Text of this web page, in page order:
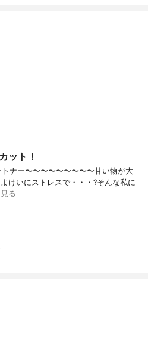
ット！
ナー〜〜〜〜〜〜〜〜〜甘い物が大
けいにストレスで・・・?そんな私に
る